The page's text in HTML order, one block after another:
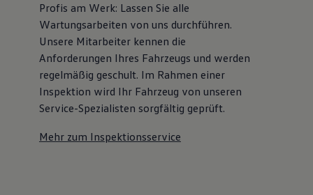
Profis am Werk: Lassen Sie alle
Wartungsarbeiten von uns durchführen.
Unsere Mitarbeiter kennen die
Anforderungen Ihres Fahrzeugs und werden
regelmäßig geschult. Im Rahmen einer
Inspektion wird Ihr Fahrzeug von unseren
Service-Spezialisten sorgfältig geprüft.
Mehr zum Inspektionsservice